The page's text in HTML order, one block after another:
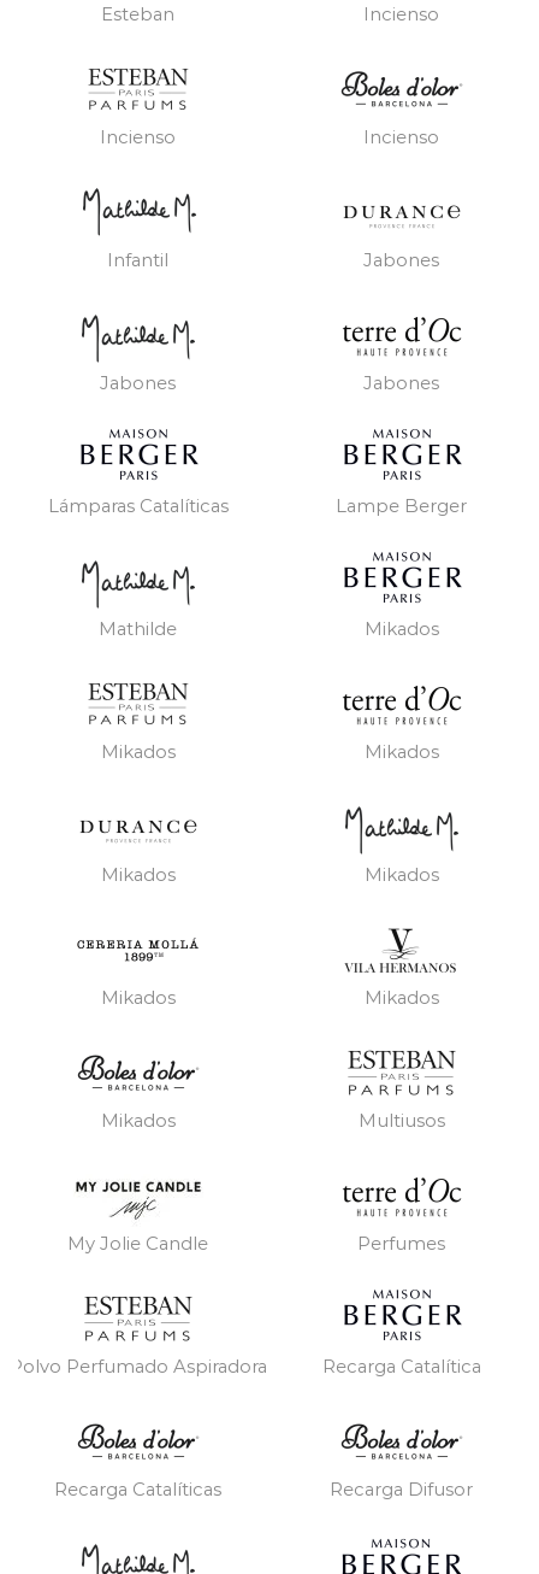
Esteban Incienso
Incienso Incienso
Infantil Jabones
Jabones Jabones
Lámparas Catalíticas Lampe Berger
Mathilde Mikados
Mikados Mikados
Mikados Mikados
Mikados Mikados
Mikados Multiusos
My Jolie Candle Perfumes
Polvo Perfumado Aspiradora Recarga Catalítica
Recarga Catalíticas Recarga Difusor